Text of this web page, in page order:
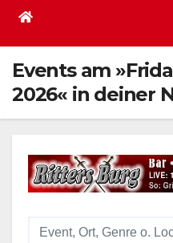
Events am
2026« in deiner